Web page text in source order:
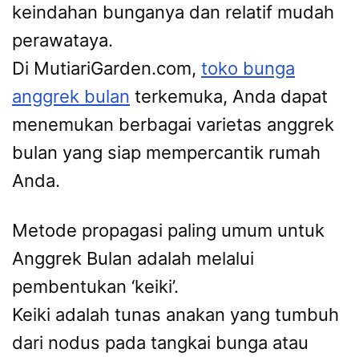
keindahan bunganya dan relatif mudah
perawataya.
Di MutiariGarden.com, toko bunga
anggrek bulan terkemuka, Anda dapat
menemukan berbagai varietas anggrek
bulan yang siap mempercantik rumah
Anda.
Metode propagasi paling umum untuk
Anggrek Bulan adalah melalui
pembentukan ‘keiki’.
Keiki adalah tunas anakan yang tumbuh
dari nodus pada tangkai bunga atau